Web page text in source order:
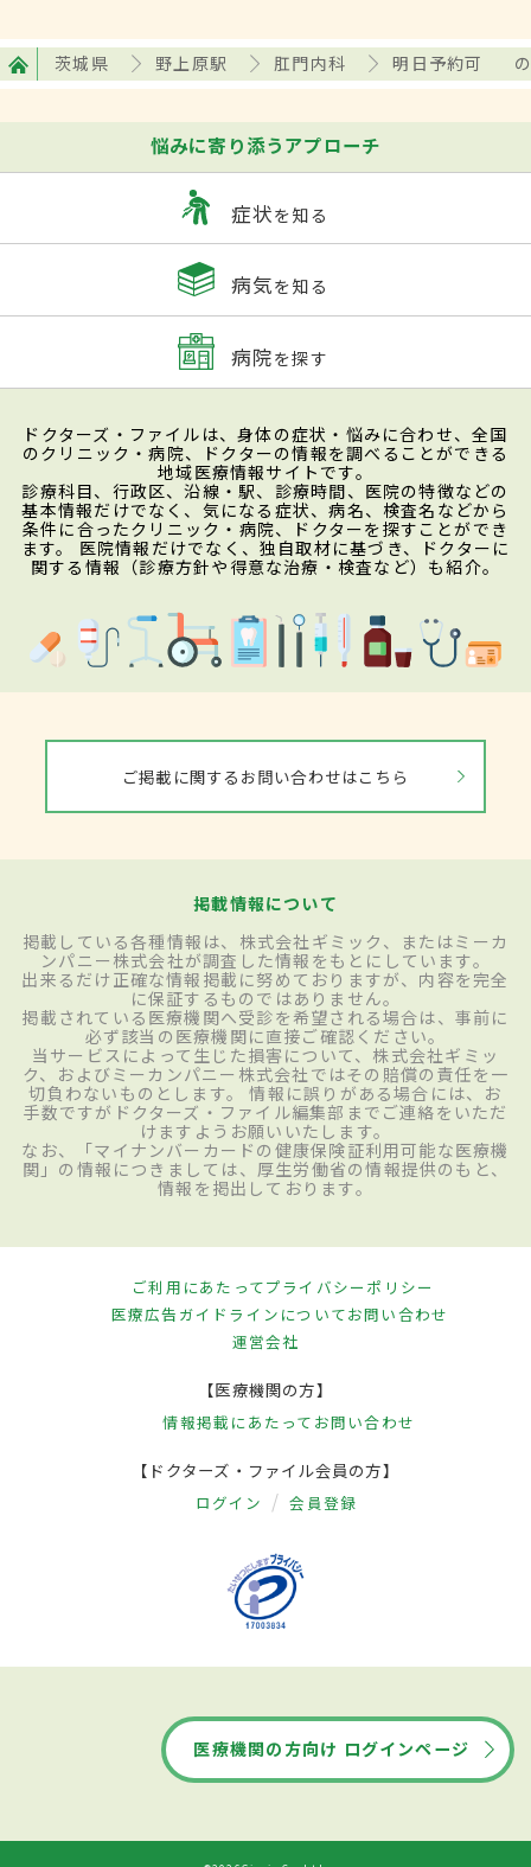
茨城県 野上原駅 肛門内科 明日予約可
悩みに寄り添うアプローチ
症状を知る
病気を知る
病院を探す
ドクターズ・ファイルは、身体の症状・悩みに合わせ、全国
のクリニック・病院、ドクターの情報を調べることができる
地域医療情報サイトです。
診療科目、行政区、沿線・駅、診療時間、医院の特徴などの
基本情報だけでなく、気になる症状、病名、検査名などから
条件に合ったクリニック・病院、ドクターを探すことができ
ます。 医院情報だけでなく、独自取材に基づき、ドクターに
関する情報（診療方針や得意な治療・検査など）も紹介。
ご掲載に関するお問い合わせはこちら
掲載情報について
掲載している各種情報は、株式会社ギミック、またはミーカ
ンパニー株式会社が調査した情報をもとにしています。
出来るだけ正確な情報掲載に努めておりますが、内容を完全
に保証するものではありません。
掲載されている医療機関へ受診を希望される場合は、事前に
必ず該当の医療機関に直接ご確認ください。
当サービスによって生じた損害について、株式会社ギミッ
ク、およびミーカンパニー株式会社ではその賠償の責任を一
切負わないものとします。 情報に誤りがある場合には、お
手数ですがドクターズ・ファイル編集部までご連絡をいただ
けますようお願いいたします。
なお、「マイナンバーカードの健康保険証利用可能な医療機
関」の情報につきましては、厚生労働省の情報提供のもと、
情報を掲出しております。
ご利用にあたってプライバシーポリシー
医療広告ガイドラインについてお問い合わせ
運営会社
【医療機関の方】
情報掲載にあたって お問い合わせ
【ドクターズ・ファイル会員の方】
ログイン 会員登録
医療機関の方向け ログインページ